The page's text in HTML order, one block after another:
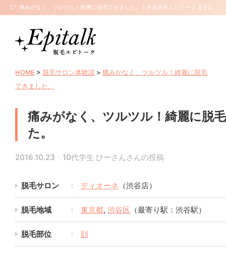
痛みがなく、ツルツル！綺麗に脱毛できました。 | 全身脱毛エピトーク【サロ
HOME > 脱毛サロン体験談 > 痛みがなく、ツルツル！綺麗に脱毛
できました。
痛みがなく、ツルツル！綺麗に脱
た。
2016.10.23 10代学生 ひーさんさんの投稿
脱毛サロン ディオーネ （渋谷店）
脱毛地域 東京都, 渋谷区 （最寄り駅：渋谷駅）
脱毛部位 顔